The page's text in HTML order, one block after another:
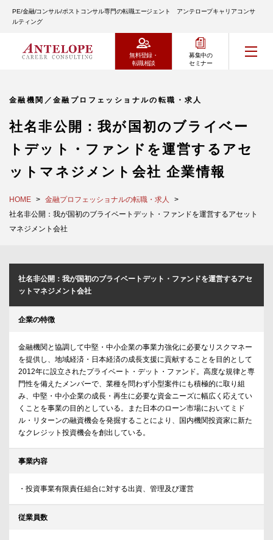
PE/金融/コンサル/ポストコンサル専門の転職エージェント アンテロープキャリアコンサ
ルティング
無料登録・
転職相談
募集中の
セミナー
金融機関／金融プロフェッショナルの転職・求人
社名非公開：我が国初のブライベー
トデット・ファンドを運営するアセ
ットマネジメント会社 企業情報
HOME
金融プロフェッショナルの転職・求人
社名非公開：我が国初のブライベートデット・ファンドを運営するアセット
マネジメント会社
社名非公開：我が国初のブライベートデット・ファンドを運営するアセ
ットマネジメント会社
企業の特徴
金融機関と協調して中堅・中小企業の事業力強化に必要なリスクマネー
を提供し、地域経済・日本経済の成長支援に貢献することを目的として
2012年に設立されたプライベート・デット・ファンド。高度な規律と専
門性を備えたメンバーで、業種を問わず小型案件にも積極的に取り組
み、中堅・中小企業の成長・再生に必要な資金ニーズに幅広く応えてい
くことを事業の目的としている。また日本のローン市場においてミド
ル・リターンの融資機会を発掘することにより、国内機関投資家に新た
なクレジット投資機会を創出している。
事業内容
・投資事業有限責任組合に対する出資、管理及び運営
従業員数